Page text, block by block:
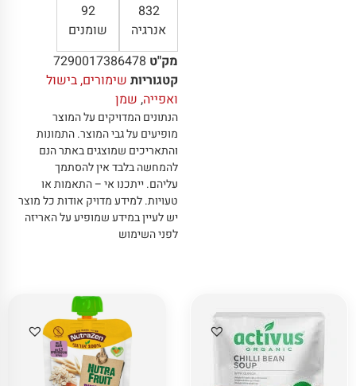
832
אנרגיה
92
שומנים
מק"ט 7290017386478
קטגוריות שימורים, בישול
ואפייה, שמן
הנתונים המדויקים על המוצר
מופיעים על גבי המוצר.התמונות
והתאריכים שמוצגים באתר הנם
להמחשה בלבד אין להסתמך
עליהם.ייתכנו אי – התאמות או
טעויות.למידע מדויק אודות כל מוצר
יש לעיין במידע שמופיע על האריזה
לפני השימוש